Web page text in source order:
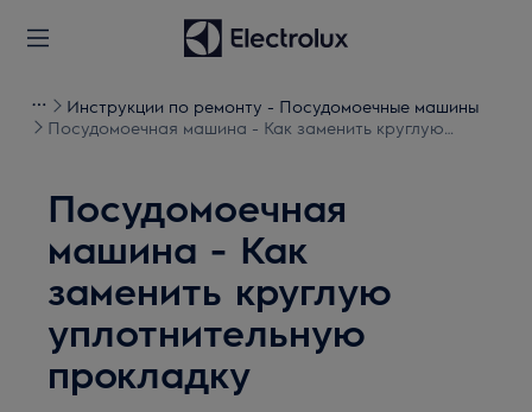
Инструкции по ремонту - Посудомоечные машины
Посудомоечная машина - Как заменить круглую
Посудомоечная
машина - Как
заменить круглую
уплотнительную
прокладку